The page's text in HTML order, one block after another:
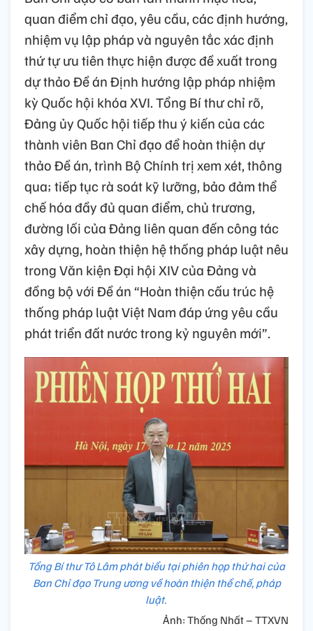
quan điểm chỉ đạo, yêu cầu, các định hướng,
nhiệm vụ lập pháp và nguyên tắc xác định
thứ tự ưu tiên thực hiện được đề xuất trong
dự thảo Đề án Định hướng lập pháp nhiệm
kỳ Quốc hội khóa XVI. Tổng Bí thư chỉ rõ,
Đảng ủy Quốc hội tiếp thu ý kiến của các
thành viên Ban Chỉ đạo để hoàn thiện dự
thảo Đề án, trình Bộ Chính trị xem xét, thông
qua; tiếp tục rà soát kỹ lưỡng, bảo đảm thể
chế hóa đầy đủ quan điểm, chủ trương,
đường lối của Đảng liên quan đến công tác
xây dựng, hoàn thiện hệ thống pháp luật nêu
trong Văn kiện Đại hội XIV của Đảng và
đồng bộ với Đề án “Hoàn thiện cấu trúc hệ
thống pháp luật Việt Nam đáp ứng yêu cầu
phát triển đất nước trong kỷ nguyên mới”.
Tổng Bí thư Tô Lâm phát biểu tại phiên họp thứ hai của
Ban Chỉ đạo Trung ương về hoàn thiện thể chế, pháp
luật.
Ảnh: Thống Nhất – TTXVN